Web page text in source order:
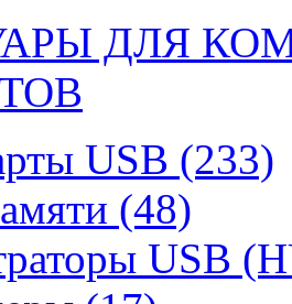
ДЛЯ
USB (233)
(48)
USB